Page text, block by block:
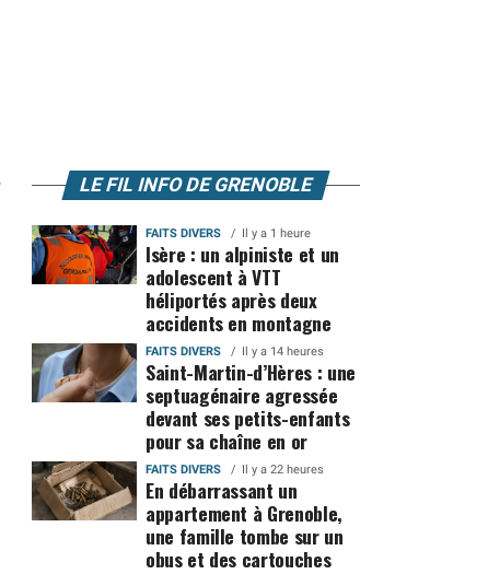
LE FIL INFO DE GRENOBLE
FAITS DIVERS Il y a 1 heure
Isère : un alpiniste et un
adolescent à VTT
héliportés après deux
accidents en montagne
FAITS DIVERS Il y a 14 heures
Saint-Martin-d’Hères : une
septuagénaire agressée
devant ses petits-enfants
pour sa chaîne en or
FAITS DIVERS Il y a 22 heures
En débarrassant un
appartement à Grenoble,
une famille tombe sur un
obus et des cartouches